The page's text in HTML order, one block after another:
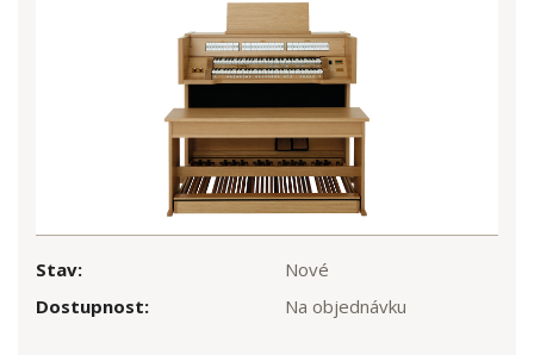
Stav:
Nové
Dostupnost:
Na objednávku